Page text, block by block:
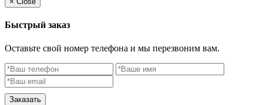
Быстрый заказ
Оставьте свой номер телефона и мы перезвоним вам.
Заказать